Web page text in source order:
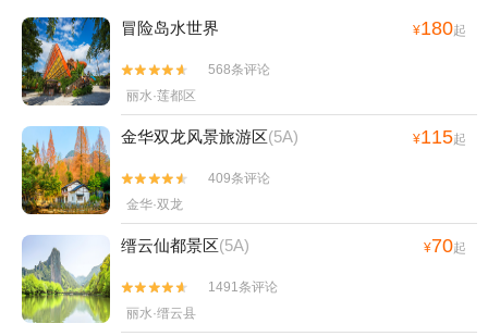
阳市艺术紫檀博物馆+竹海滑道+横店圆明新园·
夏苑+圆明新园（秋苑）+金华市博物馆+浙江兰
湖旅游度假区+花田美地+横店梦泉谷+诗人小镇
+金鸡岩景区+渔歌小镇花之港+义乌花间乐园
+义乌小六石户外游乐园+义乌威尼斯水城+浙江
横店热气球自由飞行+义乌翼动蹦床公园+龙溪生
态游乐园+舞龙源灵溪竹排漂流+花园村景区--已
下线+武义温泉度假区+金华万泰海立方海洋公园
+月牙谷+九峰牧场+武义阳光温泉浴吧+金华梦
境自然博物馆+义乌西海龙山+武义大斗山飞行营
地+璟园汤温泉馆+喻斯生态旅游区+棕榈湾+中
国横店滑翔伞基地(横店店)+熊猫猪猪两头乌国
际牧场+义乌趣玩谷+浦江鱼泡泡多彩田园营地
冒险岛水世界 ¥180起


568条评论
丽水·莲都区
金华双龙风景旅游区(5A) ¥115起


409条评论
金华·双龙
缙云仙都景区(5A) ¥70起


1491条评论
丽水·缙云县